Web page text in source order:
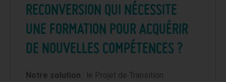
RECONVERSION QUI NÉCESSITE
UNE FORMATION POUR ACQUÉRIR
DE NOUVELLES COMPÉTENCES ?
Notre solution : le Projet de Transition